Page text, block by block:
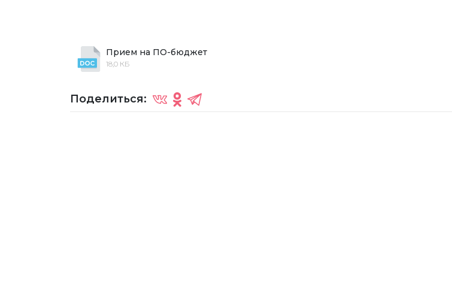
Прием на ПО-бюджет
18,0 КБ
Поделиться: